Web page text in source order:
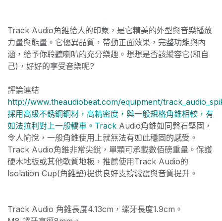
Track Audio角錐給人的印象，是它精美的外型與音樂播放
力量與能量。它優異品質，帶動正面效果，完整功能與內
涵，給予你聆聽喇叭的充分樂趣。想想是否該縱容它(和自
己)，好好的享受音樂呢?
評論連結
http://www.theaudiobeat.com/equipment/
採用高級不銹鋼鋼材，高精密度，與一般規格角錐相較，有
如法拉利對上一般轎車。Track Audio角錐如同磐石堅固，
令人愉悅，一般角錐使用上就無法有如此穩固的感受。
Track Audio角錐非常尖銳，單顆可承載數佰磅重量。保護
硬木地板或其他軟質地板，推薦使用Track Audio的
Isolation Cup(角錐墊)提供良好支撐減震與音質提升。
Track Audio 角錐長度4.13cm，螺牙長度1.9cm。